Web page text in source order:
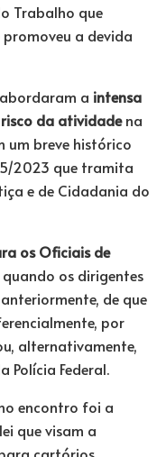
Trabalho que
a devida
abordaram a intensa
da atividadena
um breve histórico
2023 que tramita
e de Cidadania do
os Oficiais de
os dirigentes
de que
por
alternativamente,
Polícia Federal.
encontro foi a
que visam a